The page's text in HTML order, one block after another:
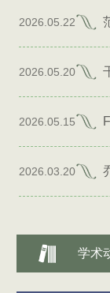
2026.05.22
2026.05.20
2026.05.15
2026.03.20
学术